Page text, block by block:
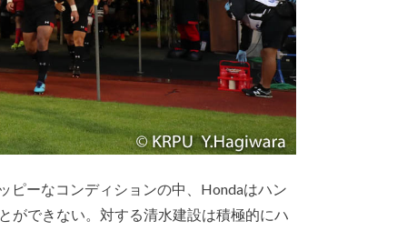
ピーなコンディションの中、Hondaはハン
ができない。対する清水建設は積極的にハ